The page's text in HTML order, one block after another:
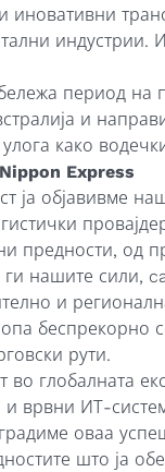
иновативни
период
и
како
Express
ја објавивме
предности,
нашите сили,
и
беспрекорно
рути.
глобалната
и врвни ИТ-
оваа
што ја